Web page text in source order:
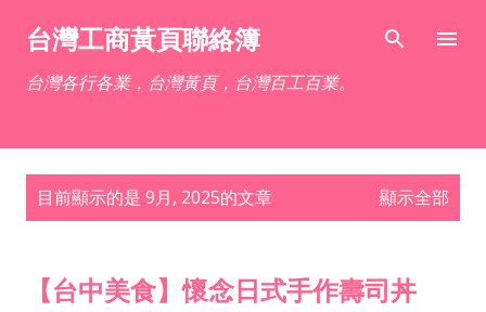
跳到主要內容
台灣工商黃頁聯絡簿
台灣各行各業，台灣黃頁，台灣百工百業。
目前顯示的是 9月, 2025的文章 顯示全部
【台中美食】懷念日式手作壽司丼